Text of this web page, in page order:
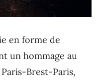
en forme de
un hommage au
Brest-Paris,